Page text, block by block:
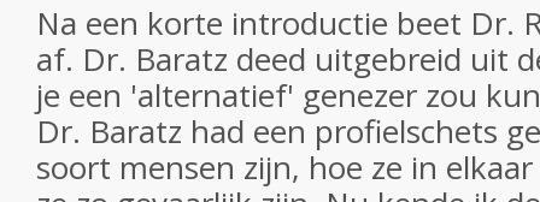
Na een korte introductie beet Dr.
af. Dr. Baratz deed uitgebreid uit
je een 'alternatief' genezer zou
Dr. Baratz had een profielschets
soort mensen zijn, hoe ze in